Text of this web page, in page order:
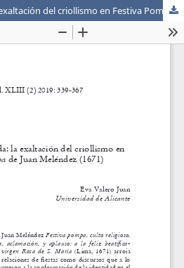
Santa Rosa festejada: la exaltación del criollismo en Festiva Pompa de Juan Meléndez (1671)